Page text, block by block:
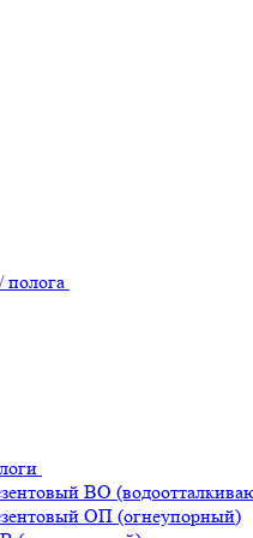
полога
ВО
ОП (огнеупорный)